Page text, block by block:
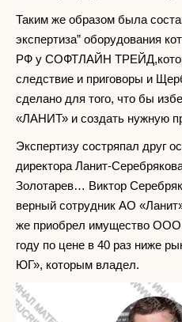
Таким же образом была
экспертиза” оборудования
РФ у СОФТЛАЙН
следствие и приговоры и
сделано для того, что бы
«ЛАНИТ» и создать нужную
Экспертизу состряпал друг
директора Ланит-
Золотарев… Виктор
верный сотрудник АО
же приобрел имущество ООО
году по цене в 40 раз ниже
ЮГ», которым владел.